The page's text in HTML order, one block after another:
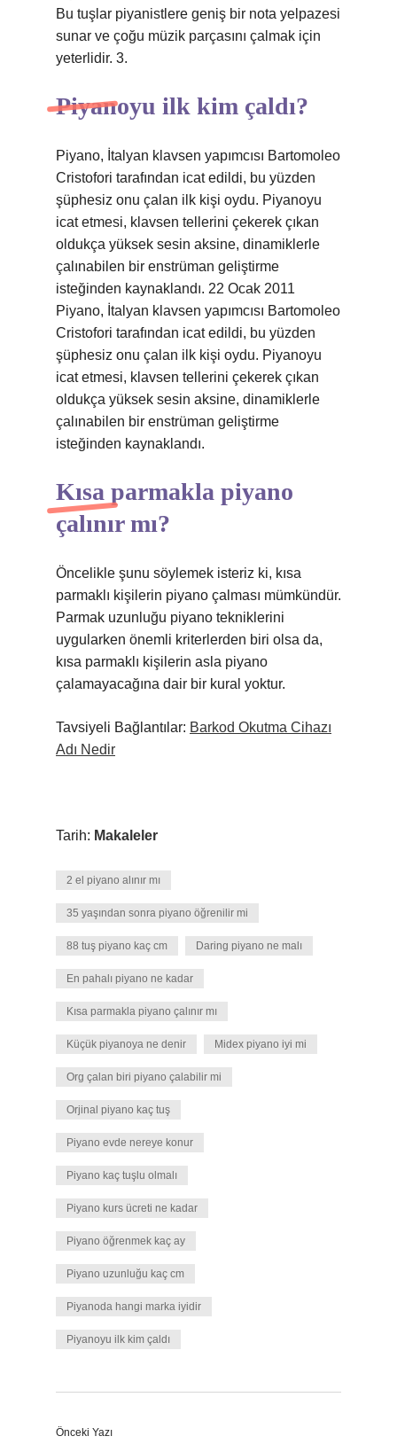
Bu tuşlar piyanistlere geniş bir nota yelpazesi
sunar ve çoğu müzik parçasını çalmak için
yeterlidir. 3.
Piyanoyu ilk kim çaldı?
Piyano, İtalyan klavsen yapımcısı Bartomoleo
Cristofori tarafından icat edildi, bu yüzden
şüphesiz onu çalan ilk kişi oydu. Piyanoyu
icat etmesi, klavsen tellerini çekerek çıkan
oldukça yüksek sesin aksine, dinamiklerle
çalınabilen bir enstrüman geliştirme
isteğinden kaynaklandı. 22 Ocak 2011
Piyano, İtalyan klavsen yapımcısı Bartomoleo
Cristofori tarafından icat edildi, bu yüzden
şüphesiz onu çalan ilk kişi oydu. Piyanoyu
icat etmesi, klavsen tellerini çekerek çıkan
oldukça yüksek sesin aksine, dinamiklerle
çalınabilen bir enstrüman geliştirme
isteğinden kaynaklandı.
Kısa parmakla piyano
çalınır mı?
Öncelikle şunu söylemek isteriz ki, kısa
parmaklı kişilerin piyano çalması mümkündür.
Parmak uzunluğu piyano tekniklerini
uygularken önemli kriterlerden biri olsa da,
kısa parmaklı kişilerin asla piyano
çalamayacağına dair bir kural yoktur.
Tavsiyeli Bağlantılar: Barkod Okutma Cihazı
Adı Nedir
Tarih: Makaleler
2 el piyano alınır mı
35 yaşından sonra piyano öğrenilir mi
88 tuş piyano kaç cm Daring piyano ne malı
En pahalı piyano ne kadar
Kısa parmakla piyano çalınır mı
Küçük piyanoya ne denir Midex piyano iyi mi
Org çalan biri piyano çalabilir mi
Orjinal piyano kaç tuş
Piyano evde nereye konur
Piyano kaç tuşlu olmalı
Piyano kurs ücreti ne kadar
Piyano öğrenmek kaç ay
Piyano uzunluğu kaç cm
Piyanoda hangi marka iyidir
Piyanoyu ilk kim çaldı
Önceki Yazı